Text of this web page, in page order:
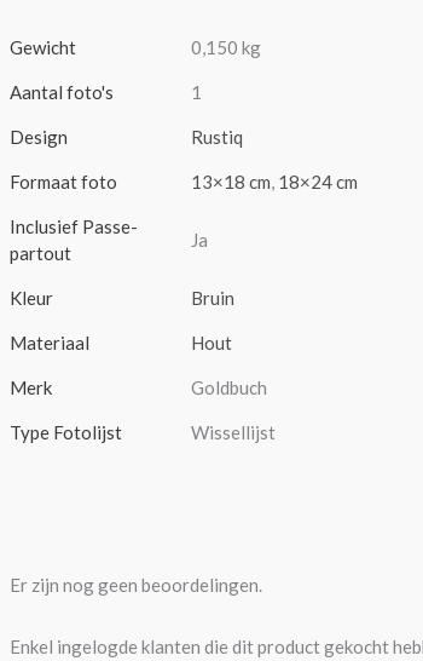
Gewicht 0,150 kg
Aantal foto's 1
Design Rustiq
Formaat foto 13×18 cm, 18×24 cm
Inclusief Passe-
partout
Ja
Kleur Bruin
Materiaal Hout
Merk Goldbuch
Type Fotolijst Wissellijst
Er zijn nog geen beoordelingen.
Enkel ingelogde klanten die dit product gekocht